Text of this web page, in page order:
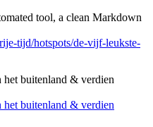
tool, a clean Markdown
tijd/hotspots/de-vijf-leukste-
het buitenland & verdien
het buitenland & verdien